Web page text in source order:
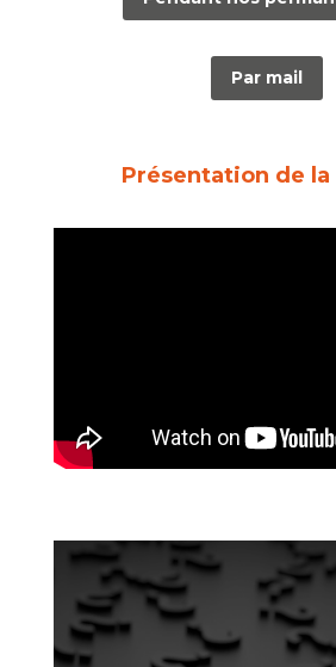
Par mail
Présentation de la